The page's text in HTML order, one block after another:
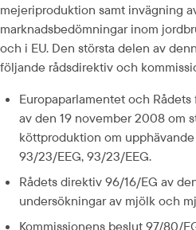
mejeriproduktion samt invägning
marknadsbedömningar inom
och i EU. Den största delen av
följande rådsdirektiv och
Europaparlamentet och
av den 19 november 2008 om
köttproduktion om
93/23/EEG, 93/23/EEG.
Rådets direktiv 96/16/EG av
undersökningar av mjölk och
Kommissionens beslut 97/80/